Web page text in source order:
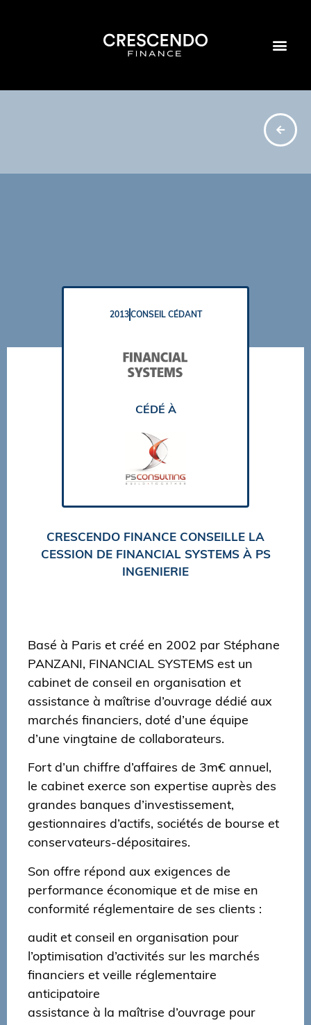
2013 CONSEIL CÉDANT
CÉDÉ À
CRESCENDO FINANCE CONSEILLE LA
CESSION DE FINANCIAL SYSTEMS À PS
INGENIERIE
Basé à Paris et créé en 2002 par Stéphane
PANZANI, FINANCIAL SYSTEMS est un
cabinet de conseil en organisation et
assistance à maîtrise d’ouvrage dédié aux
marchés financiers, doté d’une équipe
d’une vingtaine de collaborateurs.
Fort d’un chiffre d’affaires de 3m€ annuel,
le cabinet exerce son expertise auprès des
grandes banques d’investissement,
gestionnaires d’actifs, sociétés de bourse et
conservateurs-dépositaires.
Son offre répond aux exigences de
performance économique et de mise en
conformité réglementaire de ses clients :
audit et conseil en organisation pour
l’optimisation d’activités sur les marchés
financiers et veille réglementaire
anticipatoire
assistance à la maîtrise d’ouvrage pour